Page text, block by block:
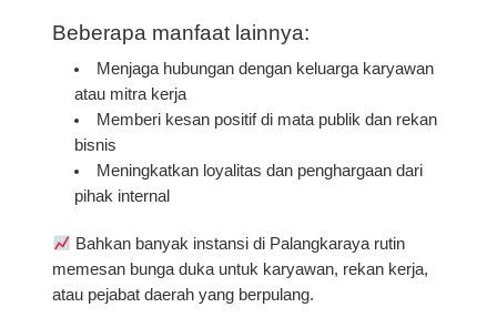
Beberapa manfaat lainnya:
Menjaga hubungan dengan keluarga karyawan
atau mitra kerja
Memberi kesan positif di mata publik dan rekan
bisnis
Meningkatkan loyalitas dan penghargaan dari
pihak internal
Bahkan banyak instansi di Palangkaraya rutin
memesan bunga duka untuk karyawan, rekan kerja,
atau pejabat daerah yang berpulang.